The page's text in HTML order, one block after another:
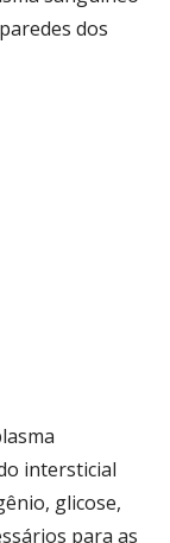
dos
intersticial
glicose,
para as